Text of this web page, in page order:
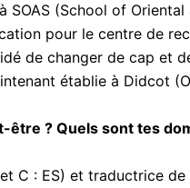
à SOAS (School of
pour le centre de
de changer de cap et
établie à Didcot
? Quels sont tes
C : ES) et traductrice